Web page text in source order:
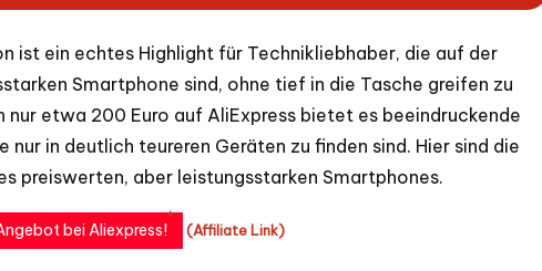
ist ein echtes Highlight für Technikliebhaber, die auf der
Smartphone sind, ohne tief in die Tasche greifen zu
nur etwa 200 Euro auf AliExpress bietet es beeindruckende
nur in deutlich teureren Geräten zu finden sind. Hier sind die
preiswerten, aber leistungsstarken Smartphones.
bei Aliexpress!
*
(Affiliate Link)